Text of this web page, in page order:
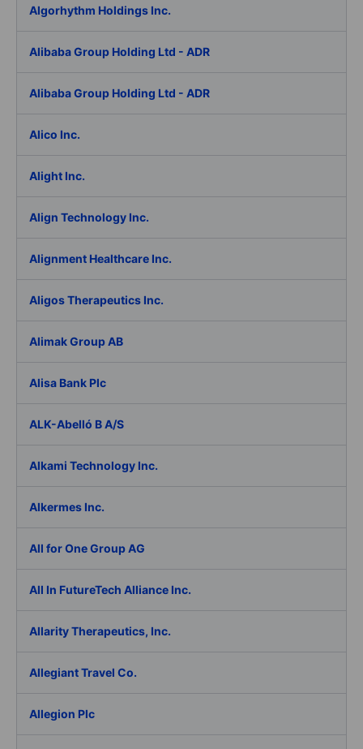
Algorhythm Holdings Inc.
Alibaba Group Holding Ltd - ADR
Alibaba Group Holding Ltd - ADR
Alico Inc.
Alight Inc.
Align Technology Inc.
Alignment Healthcare Inc.
Aligos Therapeutics Inc.
Alimak Group AB
Alisa Bank Plc
ALK-Abelló B A/S
Alkami Technology Inc.
Alkermes Inc.
All for One Group AG
All In FutureTech Alliance Inc.
Allarity Therapeutics, Inc.
Allegiant Travel Co.
Allegion Plc